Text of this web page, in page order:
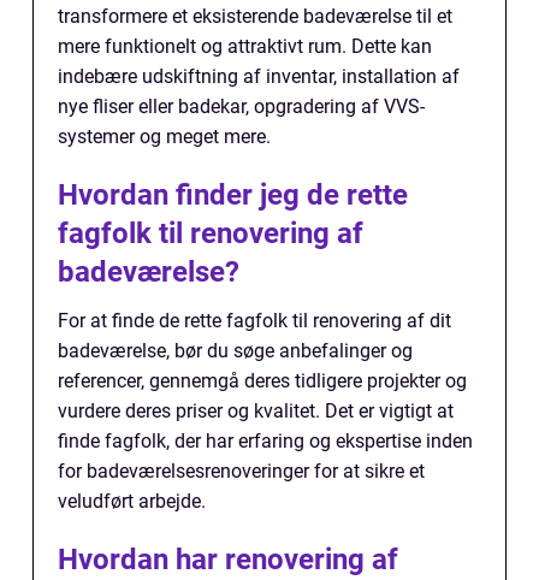
transformere et eksisterende badeværelse til et
mere funktionelt og attraktivt rum. Dette kan
indebære udskiftning af inventar, installation af
nye fliser eller badekar, opgradering af VVS-
systemer og meget mere.
Hvordan finder jeg de rette
fagfolk til renovering af
badeværelse?
For at finde de rette fagfolk til renovering af dit
badeværelse, bør du søge anbefalinger og
referencer, gennemgå deres tidligere projekter og
vurdere deres priser og kvalitet. Det er vigtigt at
finde fagfolk, der har erfaring og ekspertise inden
for badeværelsesrenoveringer for at sikre et
veludført arbejde.
Hvordan har renovering af